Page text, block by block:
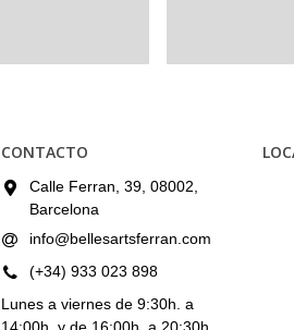
CONTACTO
Calle Ferran, 39, 08002,
Barcelona
info@bellesartsferran.com
(+34) 933 023 898
Lunes a viernes de 9:30h. a
14:00h. y de 16:00h. a 20:30h